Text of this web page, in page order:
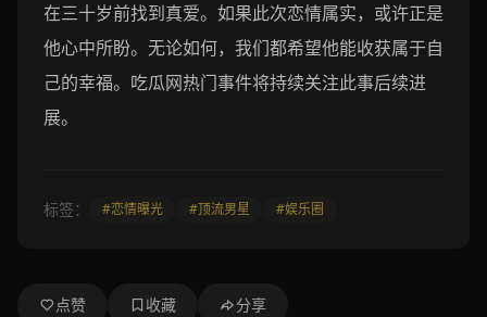
在三十岁前找到真爱。如果此次恋情属实，或许正是
他心中所盼。无论如何，我们都希望他能收获属于自
己的幸福。吃瓜网热门事件将持续关注此事后续进
展。
标签： #恋情曝光 #顶流男星 #娱乐圈
点赞 收藏 分享